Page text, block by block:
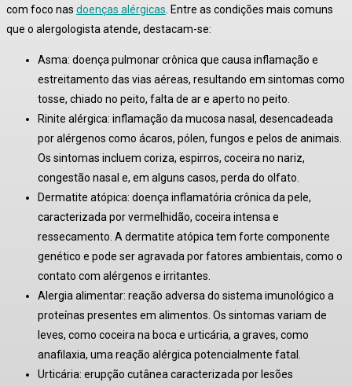
com foco nas doenças alérgicas . Entre as condições mais comuns
que o alergologista atende, destacam-se:
Asma: doença pulmonar crônica que causa inflamação e
estreitamento das vias aéreas, resultando em sintomas como
tosse, chiado no peito, falta de ar e aperto no peito.
Rinite alérgica: inflamação da mucosa nasal, desencadeada
por alérgenos como ácaros, pólen, fungos e pelos de animais.
Os sintomas incluem coriza, espirros, coceira no nariz,
congestão nasal e, em alguns casos, perda do olfato.
Dermatite atópica: doença inflamatória crônica da pele,
caracterizada por vermelhidão, coceira intensa e
ressecamento. A dermatite atópica tem forte componente
genético e pode ser agravada por fatores ambientais, como o
contato com alérgenos e irritantes.
Alergia alimentar: reação adversa do sistema imunológico a
proteínas presentes em alimentos. Os sintomas variam de
leves, como coceira na boca e urticária, a graves, como
anafilaxia, uma reação alérgica potencialmente fatal.
Urticária: erupção cutânea caracterizada por lesões